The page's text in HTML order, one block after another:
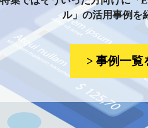
ル」の活用事例を
> 事例一覧